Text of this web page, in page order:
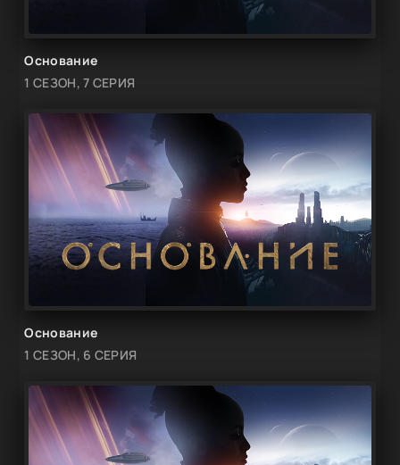
Основание
1 СЕЗОН, 7 СЕРИЯ
Основание
1 СЕЗОН, 6 СЕРИЯ